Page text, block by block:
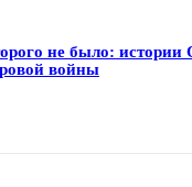
не было: истории
войны